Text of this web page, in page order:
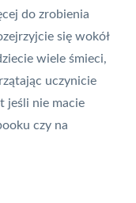
do zrobienia
się wokół
wiele śmieci,
uczynicie
jeśli nie macie
czy na